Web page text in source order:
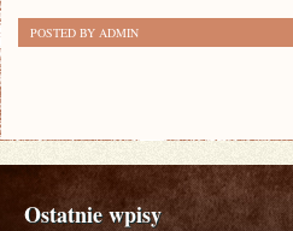
POSTED BY ADMIN
Ostatnie wpisy